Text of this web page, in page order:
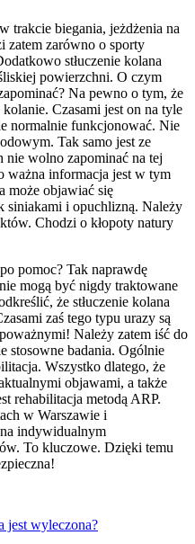
trakcie biegania, jeżdżenia na
zatem zarówno o sporty
stłuczenie kolana
powierzchni. O czym
Na pewno o tym, że
Czasami jest on na tyle
normalnie funkcjonować. Nie
Tak samo jest ze
nie wolno zapominać na tej
ważna informacja jest w tym
może objawiać się
siniakami i opuchlizną. Należy
Chodzi o kłopoty natury
pomoc? Tak naprawdę
mogą być nigdy traktowane
że stłuczenie kolana
zaś tego typu urazy są
Należy zatem iść do
stosowne badania. Ogólnie
Wszystko dlatego, że
objawami, a także
rehabilitacja metodą ARP.
w Warszawie i
indywidualnym
To kluczowe. Dzięki temu
jest wyleczona?